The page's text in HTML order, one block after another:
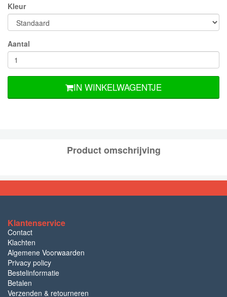
Kleur
Aantal
IN WINKELWAGENTJE
Product omschrijving
Klantenservice
Contact
Klachten
Algemene Voorwaarden
Privacy policy
Bestelinformatie
Betalen
Verzenden & retourneren